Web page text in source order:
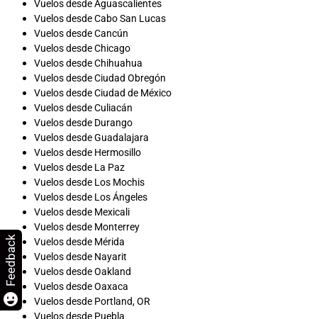
Vuelos desde Aguascalientes
Vuelos desde Cabo San Lucas
Vuelos desde Cancún
Vuelos desde Chicago
Vuelos desde Chihuahua
Vuelos desde Ciudad Obregón
Vuelos desde Ciudad de México
Vuelos desde Culiacán
Vuelos desde Durango
Vuelos desde Guadalajara
Vuelos desde Hermosillo
Vuelos desde La Paz
Vuelos desde Los Mochis
Vuelos desde Los Ángeles
Vuelos desde Mexicali
Vuelos desde Monterrey
Vuelos desde Mérida
Vuelos desde Nayarit
Vuelos desde Oakland
Vuelos desde Oaxaca
Vuelos desde Portland, OR
Vuelos desde Puebla
Feedback